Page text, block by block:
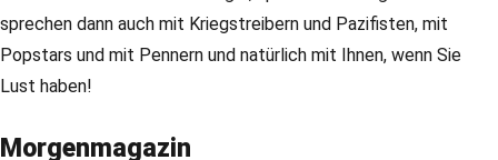
sprechen dann auch mit Kriegstreibern und Pazifisten, mit
Popstars und mit Pennern und natürlich mit Ihnen, wenn Sie
Lust haben!
Morgenmagazin